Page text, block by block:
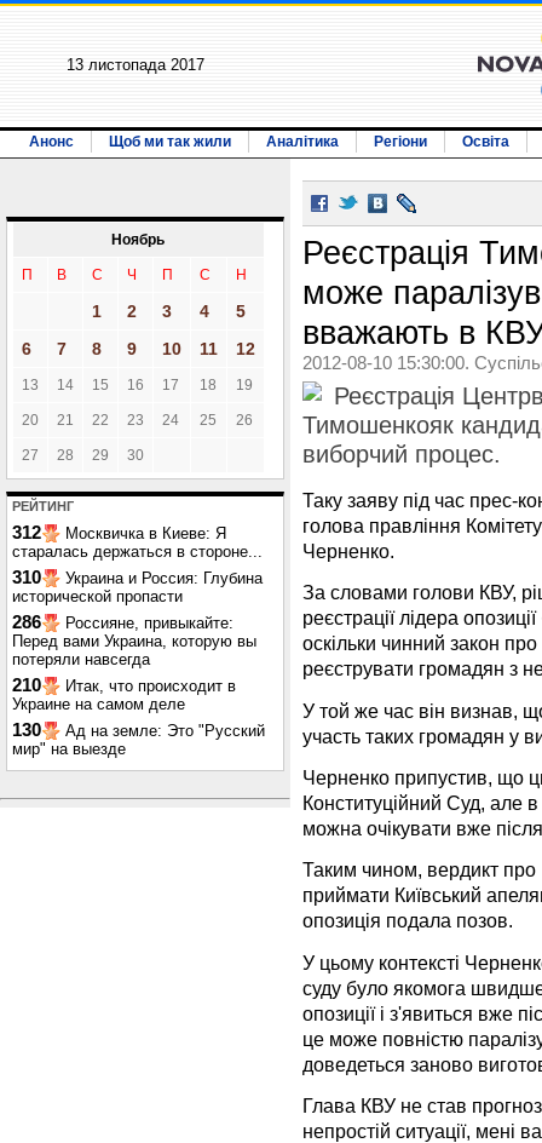
13 листопада 2017
Анонс Щоб ми так жили Аналітика Регіони Освіта
Ноябрь
П В С Ч П С Н
1 2 3 4
5
6
7 8 9 10 11 12
13 14 15 16 17 18 19
20 21 22 23 24 25 26
27 28 29 30
РЕЙТИНГ
312
Москвичка в Киеве: Я
старалась держаться в стороне...
310
Украина и Россия: Глубина
исторической пропасти
286
Россияне, привыкайте:
Перед вами Украина, которую вы
потеряли навсегда
210
Итак, что происходит в
Украине на самом деле
130
Ад на земле: Это "Русский
мир" на выезде
Реєстрація
може
вважають в
2012-08-10 15:30:00.
Реєстрація
Тимошенкояк
виборчий процес.
Таку заяву під час прес-
голова правління
Черненко.
За словами голови КВУ,
реєстрації лідера
оскільки чинний закон
реєструвати громадян з
У той же час він визнав,
участь таких громадян у
Черненко припустив, що
Конституційний Суд, але
можна очікувати вже
Таким чином, вердикт
приймати Київський
опозиція подала позов.
У цьому контексті
суду було якомога
опозиції і з'явиться вже
це може повністю
доведеться заново
Глава КВУ не став
непростій ситуації, мені